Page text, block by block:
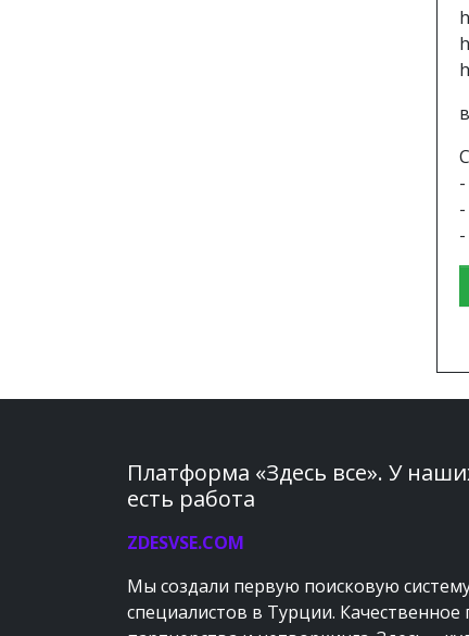
Платформа «Здесь все». У
есть работа
ZDESVSE.COM
Мы создали первую поисковую
специалистов в Турции. Качественное